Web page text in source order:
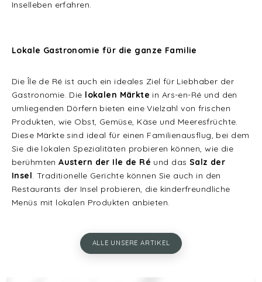
Inselleben erfahren.
Lokale Gastronomie für die ganze Familie
Die Île de Ré ist auch ein ideales Ziel für Liebhaber der
Gastronomie. Die lokalen Märkte in Ars-en-Ré und den
umliegenden Dörfern bieten eine Vielzahl von frischen
Produkten, wie Obst, Gemüse, Käse und Meeresfrüchte.
Diese Märkte sind ideal für einen Familienausflug, bei dem
Sie die lokalen Spezialitäten probieren können, wie die
berühmtenAustern der Ile de Ré und das Salz der
Insel. Traditionelle Gerichte können Sie auch in den
Restaurants der Insel probieren, die kinderfreundliche
Menüs mit lokalen Produkten anbieten.
ALLE UNSERE ARTIKEL